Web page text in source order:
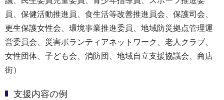
員、保健活動推進員、食生活等改善推進員会、保護司会、
更生保護女性会、環境事業推進委員、地域防災拠点管理運
営委員会、災害ボランティアネットワーク、老人クラブ、
女性団体、子ども会、消防団、地域自立支援協議会、商店
街）
支援内容の例